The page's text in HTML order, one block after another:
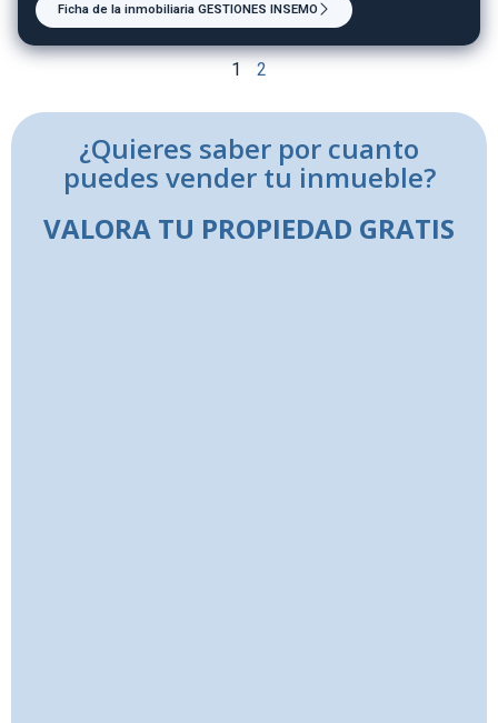
Ficha de la inmobiliaria GESTIONES INSEMO
1 2
¿Quieres saber por cuanto
puedes vender tu inmueble?
VALORA TU PROPIEDAD GRATIS